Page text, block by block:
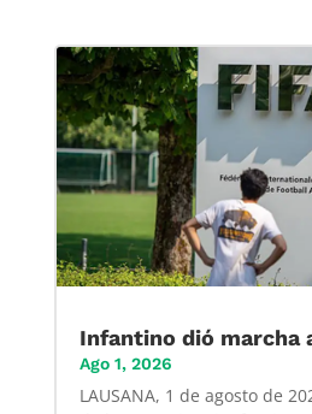
Infantino dió marcha
Ago 1, 2026
LAUSANA, 1 de agosto de